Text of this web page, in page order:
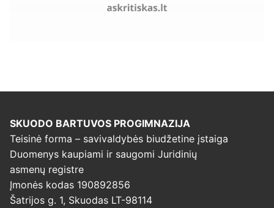
SKUODO BARTUVOS PROGIMNAZIJA
Teisinė forma – savivaldybės biudžetine įstaiga
Duomenys kaupiami ir saugomi Juridinių
asmenų registre
Įmonės kodas 190892856
Šatrijos g. 1, Skuodas LT-98114